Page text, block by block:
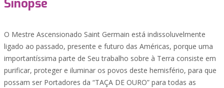
Sinopse
O Mestre Ascensionado Saint Germain está indissoluvelmente
ligado ao passado, presente e futuro das Américas, porque uma
importantíssima parte de Seu trabalho sobre à Terra consiste em
purificar, proteger e iluminar os povos deste hemisfério, para que
possam ser Portadores da “TAÇA DE OURO” para todas as